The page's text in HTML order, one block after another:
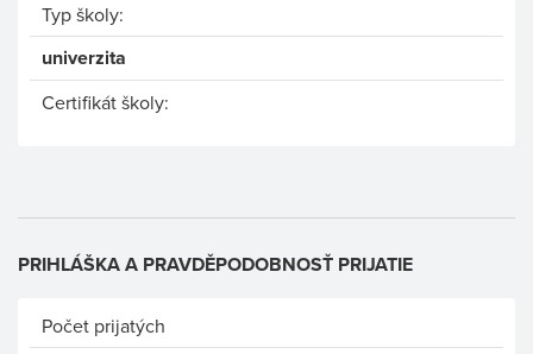
Typ školy:
univerzita
Certifikát školy:
PRIHLÁŠKA A PRAVDĚPODOBNOSŤ PRIJATIE
Počet prijatých